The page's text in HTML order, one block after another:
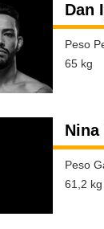
Dan
Peso
65 kg
Peso
61,2 kg